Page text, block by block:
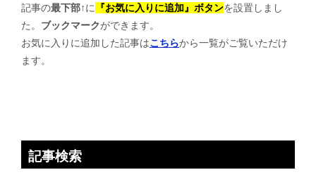
記事の最下部↑に 『お気に入りに追加』ボタンを設置しまし
た。 ブックマークができます。
お気に入りに追加した記事はこちらから一覧がご覧いただけ
ます。
記事検索